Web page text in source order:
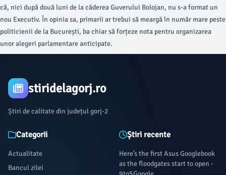
că, nici după două luni de la căderea Guverului Bolojan, nu s-a format un
nou Executiv. În opinia sa, primarii ar trebui să meargă în număr mare peste
politicienii de la București, ba chiar să forțeze nota pentru organizarea
unor alegeri parlamentare anticipate.
stiridelagorj.ro
Știri de calitate din județul gorj-2
Categorii
Actualitate
Bancul zilei
Știri recente
Here’s the first Asus Googlebook
as the floodgates start to open -